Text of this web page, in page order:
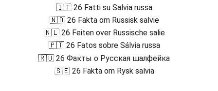
🇮🇹 26 Fatti su Salvia russa
🇳🇴 26 Fakta om Russisk salvie
🇳🇱 26 Feiten over Russische salie
🇵🇹 26 Fatos sobre Sálvia russa
🇷🇺 26 Факты о Русская шалфейка
🇸🇪 26 Fakta om Rysk salvia